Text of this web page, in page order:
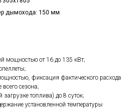
дымохода: 150 мм
мощностью от 16 до 135 кВт;
фиксация фактического расхода
всего сезона;
топлива) до 8 суток;
установленной температуры